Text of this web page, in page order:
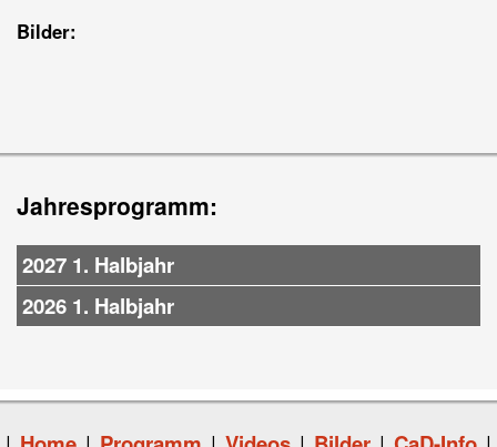
Bilder:
Jahresprogramm:
2027 1. Halbjahr
2026 1. Halbjahr